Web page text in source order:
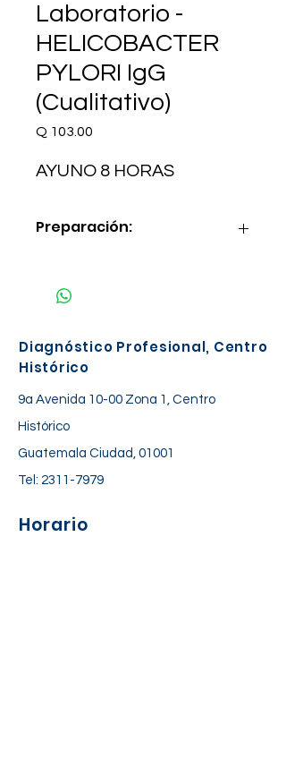
Laboratorio -
HELICOBACTER
PYLORI IgG
(Cualitativo)
Q 103.00
AYUNO 8 HORAS
Preparación:
Diagnóstico Profesional, Centro
Histórico
9a Avenida 10-00 Zona 1, Centro
Histórico
Guatemala Ciudad, 01001
Tel: 2311-7979
Horario